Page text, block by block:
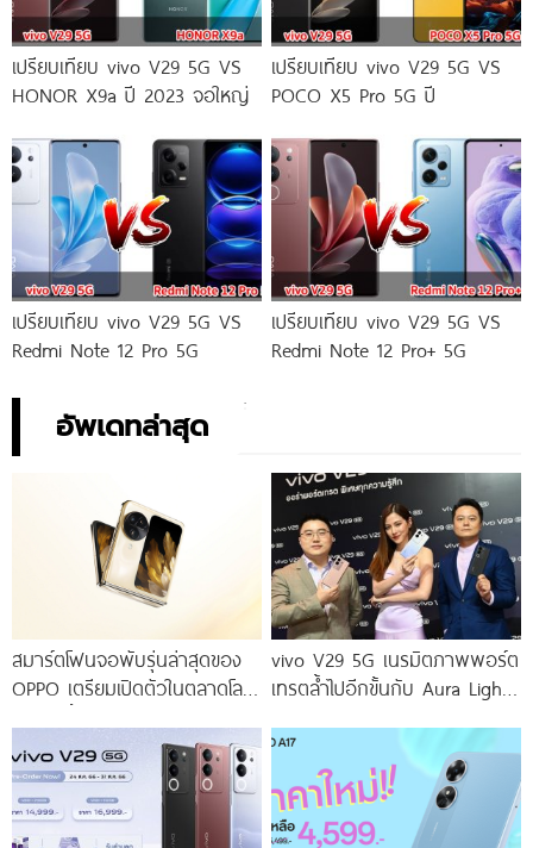
เปรียบเทียบ vivo V29 5G VS
HONOR X9a ปี 2023 จอใหญ่
เปรียบเทียบ vivo V29 5G VS
POCO X5 Pro 5G ปี
เปรียบเทียบ vivo V29 5G VS
Redmi Note 12 Pro 5G
เปรียบเทียบ vivo V29 5G VS
Redmi Note 12 Pro+ 5G
อัพเดทล่าสุด
สมาร์ตโฟนจอพับรุ่นล่าสุดของ
OPPO เตรียมเปิดตัวในตลาดโลก
vivo V29 5G เนรมิตภาพพอร์ต
เทรตล้ำไปอีกขั้นกับ Aura Light
โดดเด่นด้วยสุนทรียศาสตร์แห่ง